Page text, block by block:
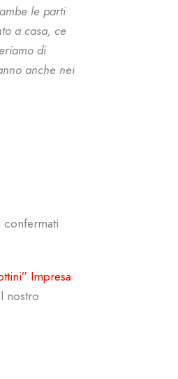
le parti
a casa, ce
di
anche nei
Impresa
nostro